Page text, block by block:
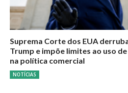
Suprema Corte dos EUA
Trump e impõe limites ao uso
na política comercial
NOTÍCIAS